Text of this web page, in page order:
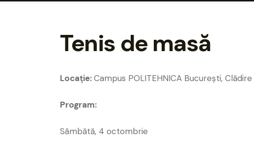
Tenis de masă
Locație:Campus POLITEHNICA București,
Program:
Sâmbătă, 4 octombrie